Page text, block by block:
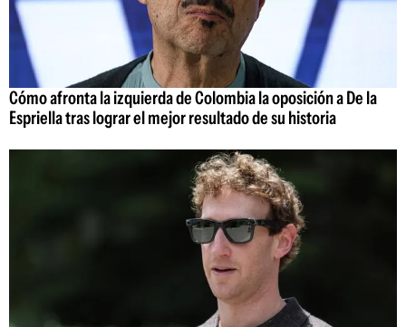
Cómo afronta la izquierda de Colombia la oposición a De la
Espriella tras lograr el mejor resultado de su historia